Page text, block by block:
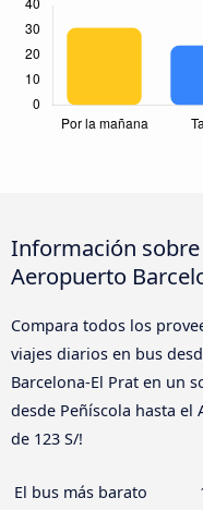
Información sobre
Aeropuerto
Compara todos los
viajes diarios en bus
Barcelona-El Prat en un
desde Peñíscola hasta
de 123 S/!
El bus más barato